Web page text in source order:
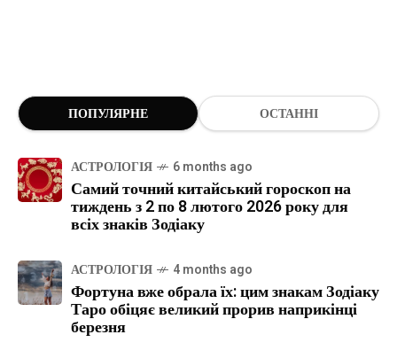
ПОПУЛЯРНЕ ОСТАННІ
АСТРОЛОГІЯ 6 months ago
Самий точний китайський гороскоп на
тиждень з 2 по 8 лютого 2026 року для
всіх знаків Зодіаку
АСТРОЛОГІЯ 4 months ago
Фортуна вже обрала їх: цим знакам Зодіаку
Таро обіцяє великий прорив наприкінці
березня